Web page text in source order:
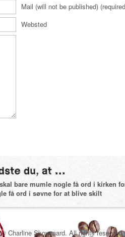
Mail (will not be published)
Websted
bare mumle nogle få ord i kirken
få ord i søvne for at blive skilt
Charline Skovgaard. All rights